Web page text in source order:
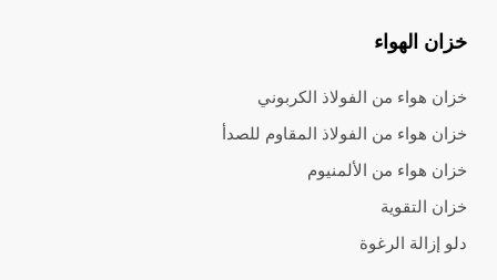
خزان الهواء
خزان هواء من الفولاذ الكربوني
خزان هواء من الفولاذ المقاوم للصدأ
خزان هواء من الألمنيوم
خزان التقوية
دلو إزالة الرغوة